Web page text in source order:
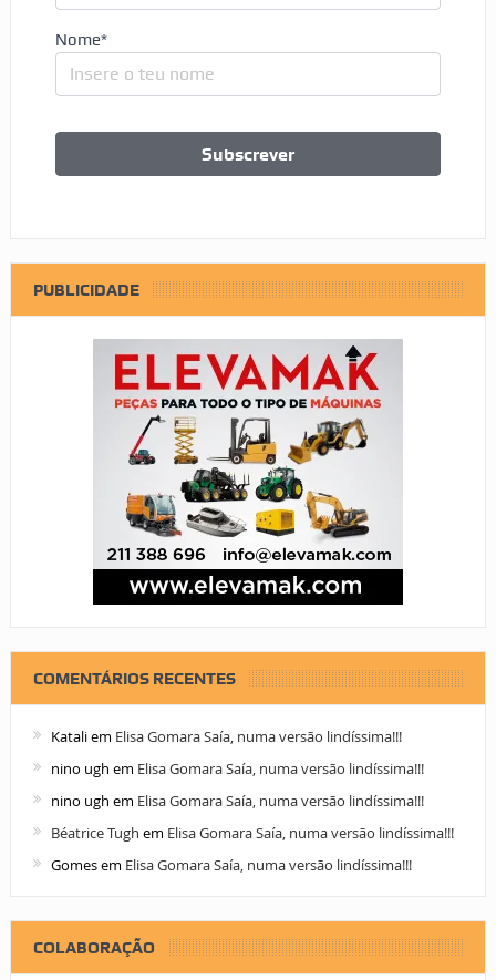
Nome*
PUBLICIDADE
COMENTÁRIOS RECENTES
Kataliem Elisa Gomara Saía, numa versão lindíssima!!!
nino ugh em Elisa Gomara Saía, numa versão lindíssima!!!
nino ugh em Elisa Gomara Saía, numa versão lindíssima!!!
Béatrice Tugh em Elisa Gomara Saía, numa versão lindíssima!!!
Gomesem Elisa Gomara Saía, numa versão lindíssima!!!
COLABORAÇÃO